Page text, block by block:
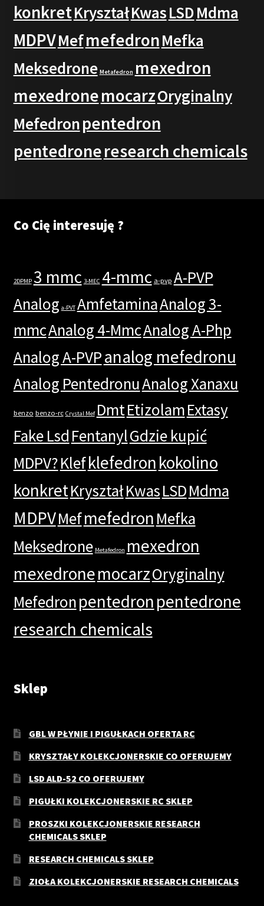
konkretKryształKwasLSDMdma
MDPVMefmefedronMefka
Meksedrone Metafedron mexedron
mexedronemocarzOryginalny
Mefedronpentedron
pentedroneresearch chemicals
Co Cię interesuję ?
2DPMP 3 mmc 3-MEC 4-mmc a-pvp A-PVP
Analog a-PVT AmfetaminaAnalog 3-
mmcAnalog 4-MmcAnalog A-Php
Analog A-PVPanalog mefedronu
Analog PentedronuAnalog Xanaxu
benzo benzo-rc Crystal Mef DmtEtizolamExtasy
Fake Lsd FentanylGdzie kupić
MDPV?Klefklefedronkokolino
konkretKryształKwasLSDMdma
MDPVMefmefedron Mefka
Meksedrone Metafedron mexedron
mexedronemocarzOryginalny
Mefedronpentedronpentedrone
research chemicals
Sklep
GBL W PŁYNIE I PIGUŁKACH OFERTA RC
KRYSZTAŁY KOLEKCJONERSKIE CO OFERUJEMY
LSD ALD-52 CO OFERUJEMY
PIGUŁKI KOLEKCJONERSKIE RC SKLEP
PROSZKI KOLEKCJONERSKIE RESEARCH
CHEMICALS SKLEP
RESEARCH CHEMICALS SKLEP
ZIOŁA KOLEKCJONERSKIE RESEARCH CHEMICALS